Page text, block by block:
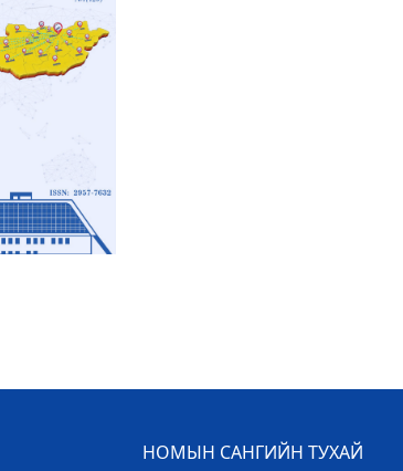
НОМЫН САНГИЙН ТУХАЙ